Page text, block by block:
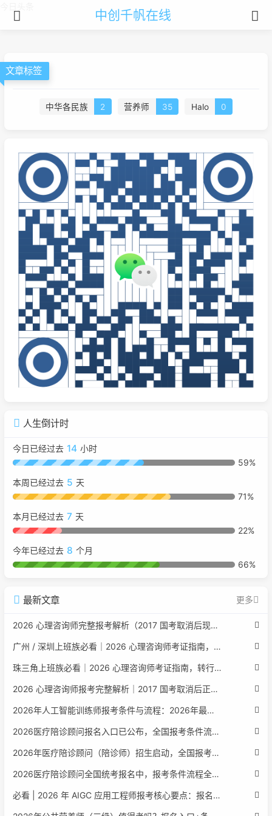
中创千帆在线
文章标签
中华各民族 2 营养师 35 Halo 0
人生倒计时
今日已经过去 14 小时
59%
本周已经过去 5 天
71%
本月已经过去 7 天
22%
今年已经过去 8 个月
66%
最新文章 更多
2026 心理咨询师完整报考解析（2017 国考取消后现行权威体系 + 避坑全指南）
广州 / 深圳上班族必看｜2026 心理咨询师考证指南，转行副业、情绪疏导双收益
珠三角上班族必看｜2026 心理咨询师考证指南，转行副业、情绪疏导双收益
2026 心理咨询师报考完整解析｜2017 国考取消后正规报考标准、流程避坑指南
2026年人工智能训练师报考条件与流程：2026年最新官方要求全面解读
2026医疗陪诊顾问报名入口已公布，全国报考条件流程政策全解析
2026年医疗陪诊顾问（陪诊师）招生启动，全国报考指南附报名官网
2026医疗陪诊顾问全国统考报名中，报考条件流程全攻略附报名入口
必看 | 2026 年 AIGC 应用工程师报考核心要点：报名费用、官网可查、行业认可度、补考规则全盘点